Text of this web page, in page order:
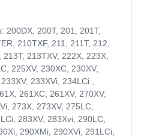
200DX, 200T, 201, 201T,
210TXF, 211, 211T, 212,
213TXV, 222X, 223X,
225XV, 230XC, 230XV,
233XVi, 234LCi ,
261XC, 261XV, 270XV,
273X, 273XV, 275LC,
283XV, 283Xvi, 290LC,
290XMi, 290XVi, 291LCi,